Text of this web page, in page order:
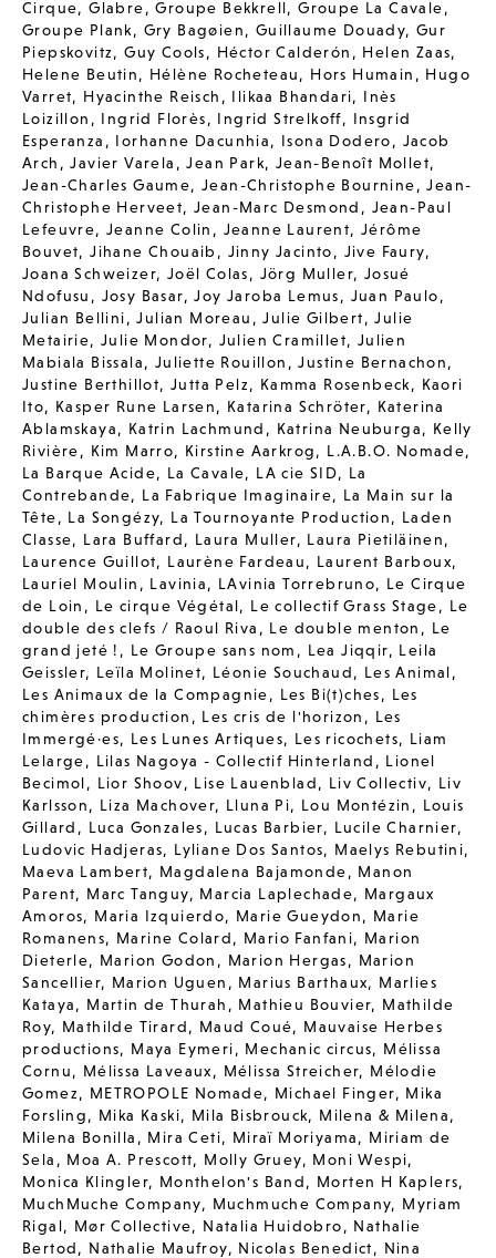
Cirque,Glabre,Groupe Bekkrell,Groupe La Cavale,
Groupe Plank, Gry Bagøien, Guillaume Douady,Gur
Piepskovitz,Guy Cools, Héctor Calderón , Helen Zaas,
Helene Beutin, Hélène Rocheteau, Hors Humain , Hugo
Varret, Hyacinthe Reisch , Ilikaa Bhandari, Inès
Loizillon , Ingrid Florès, Ingrid Strelkoff, Insgrid
Esperanza , Iorhanne Dacunhia, Isona Dodero, Jacob
Arch ,Javier Varela ,Jean Park, Jean-Benoît Mollet,
Jean-Charles Gaume,Jean-Christophe Bournine,Jean-
Christophe Herveet,Jean-Marc Desmond , Jean-Paul
Lefeuvre,Jeanne Colin , Jeanne Laurent,Jérôme
Bouvet,Jihane Chouaib , Jinny Jacinto, Jive Faury,
Joana Schweizer, Joël Colas, Jörg Muller, Josué
Ndofusu , Josy Basar,Joy Jaroba Lemus, Juan Paulo,
Julian Bellini,Julian Moreau ,Julie Gilbert,Julie
Metairie,Julie Mondor, Julien Cramillet, Julien
Mabiala Bissala, Juliette Rouillon ,Justine Bernachon,
Justine Berthillot,Jutta Pelz, Kamma Rosenbeck, Kaori
Ito, Kasper Rune Larsen, Katarina Schröter, Katerina
Ablamskaya, Katrin Lachmund , Katrina Neuburga, Kelly
Rivière, Kim Marro, Kirstine Aarkrog, L.A.B.O. Nomade,
La Barque Acide, La Cavale, LA cie SID, La
Contrebande, La Fabrique Imaginaire, La Main sur la
Tête, La Songézy, La Tournoyante Production, Laden
Classe, Lara Buffard, Laura Muller, Laura Pietiläinen,
Laurence Guillot, Laurène Fardeau, Laurent Barboux,
Lauriel Moulin , Lavinia, LAvinia Torrebruno, Le Cirque
de Loin , Le cirque Végétal, Le collectif Grass Stage, Le
double des clefs / Raoul Riva , Le double menton , Le
grand jeté ! , Le Groupe sans nom , Lea Jiqqir, Leila
Geissler, Leïla Molinet, Léonie Souchaud, Les Animal,
Les Animaux de la Compagnie, Les Bi(t)ches, Les
chimères production , Les cris de l'horizon , Les
Immergé·es, Les Lunes Artiques, Les ricochets, Liam
Lelarge, Lilas Nagoya - Collectif Hinterland , Lionel
Becimol, Lior Shoov, Lise Lauenblad, Liv Collectiv, Liv
Karlsson, Liza Machover, Lluna Pi, Lou Montézin , Louis
Gillard , Luca Gonzales, Lucas Barbier, Lucile Charnier,
Ludovic Hadjeras, Lyliane Dos Santos, Maelys Rebutini,
Maeva Lambert, Magdalena Bajamonde, Manon
Parent, Marc Tanguy, Marcia Laplechade, Margaux
Amoros, Maria Izquierdo, Marie Gueydon, Marie
Romanens, Marine Colard, Mario Fanfani, Marion
Dieterle, Marion Godon , Marion Hergas, Marion
Sancellier, Marion Uguen , Marius Barthaux, Marlies
Kataya, Martin de Thurah , Mathieu Bouvier, Mathilde
Roy, Mathilde Tirard, Maud Coué, Mauvaise Herbes
productions, Maya Eymeri, Mechanic circus, Mélissa
Cornu, Mélissa Laveaux, Mélissa Streicher, Mélodie
Gomez, METROPOLE Nomade, Michael Finger, Mika
Forsling, Mika Kaski, Mila Bisbrouck, Milena & Milena,
Milena Bonilla , Mira Ceti, Miraï Moriyama, Miriam de
Sela , Moa A. Prescott, Molly Gruey, Moni Wespi,
Monica Klingler, Monthelon's Band, Morten H Kaplers,
MuchMuche Company, Muchmuche Company, Myriam
Rigal, Mør Collective,Natalia Huidobro,Nathalie
Bertod,Nathalie Maufroy,Nicolas Benedict, Nina